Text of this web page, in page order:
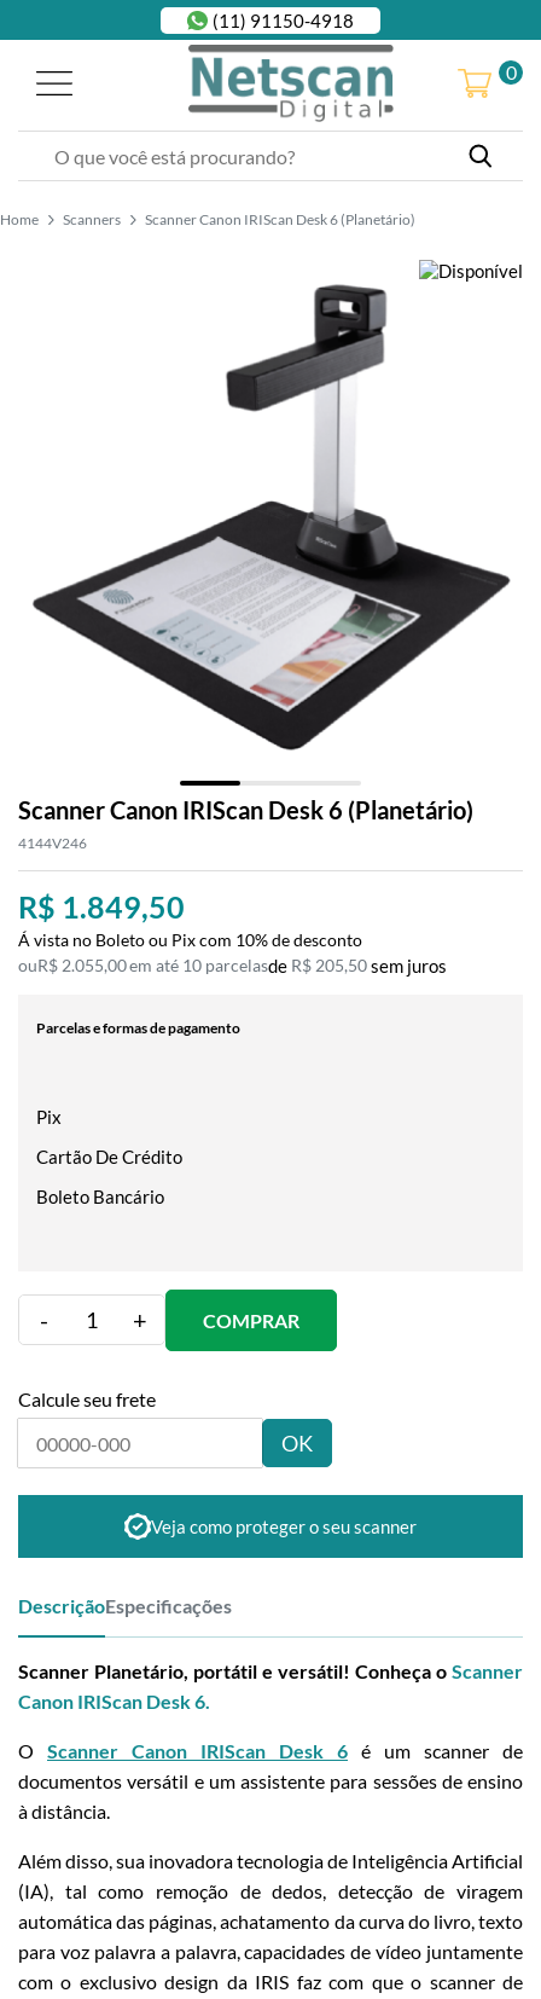
(11) 91150-4918
0
Home Scanners Scanner Canon IRIScan Desk 6 (Planetário)
Scanner Canon IRIScan Desk 6 (Planetário)
4144V246
R$ 1.849,50
Á vista no Boleto ou Pix com 10% de desconto
R$ 2.055,00
10 parcelasde R$ 205,50sem juros
Parcelas e formas de pagamento
Pix
Cartão De Crédito
Boleto Bancário
- + COMPRAR
Calcule seu frete
OK
Veja como proteger o seu scanner
DescriçãoEspecificações
Scanner Planetário, portátil e versátil! Conheça o Scanner
Canon IRIScan Desk 6.
O Scanner Canon IRIScan Desk 6 é um scanner de
documentos versátil e um assistente para sessões de ensino
à distância.
Além disso, sua inovadora tecnologia de Inteligência Artificial
(IA), tal como remoção de dedos, detecção de viragem
automática das páginas, achatamento da curva do livro, texto
para voz palavra a palavra, capacidades de vídeo juntamente
com o exclusivo design da IRIS faz com que o scanner de